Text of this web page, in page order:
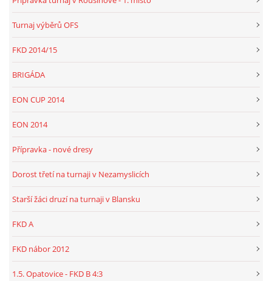
Turnaj výběrů OFS
FKD 2014/15
BRIGÁDA
EON CUP 2014
EON 2014
Přípravka - nové dresy
Dorost třetí na turnaji v Nezamyslicích
Starší žáci druzí na turnaji v Blansku
FKD A
FKD nábor 2012
1.5. Opatovice - FKD B 4:3